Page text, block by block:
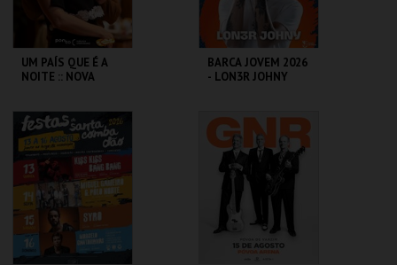
UM PAÍS QUE É A
NOITE :: NOVA
PONTO C
MAIS INFO
COMPRAR
BARCA JOVEM 2026
- LON3R JOHNY
ESPAÇO AR LIVRE
MAIS INFO
COMPRAR